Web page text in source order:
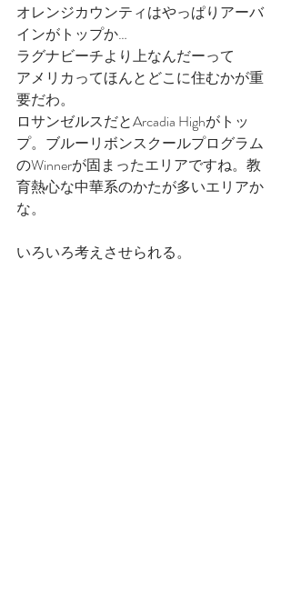
オレンジカウンティはやっぱりアーバ
インがトップか…
ラグナビーチより上なんだーって
アメリカってほんとどこに住むかが重
要だわ。
ロサンゼルスだとArcadia Highがトッ
プ。ブルーリボンスクールプログラム
のWinnerが固まったエリアですね。教
育熱心な中華系のかたが多いエリアか
な。
いろいろ考えさせられる。